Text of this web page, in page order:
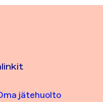
jätehuolto